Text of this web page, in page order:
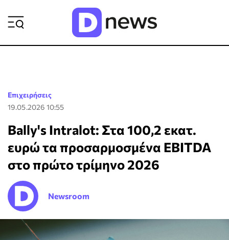
Επιχειρήσεις
19.05.2026 10:55
Bally's Intralot: Στα 100,2 εκατ.
ευρώ τα προσαρμοσμένα EBITDA
στο πρώτο τρίμηνο 2026
Newsroom